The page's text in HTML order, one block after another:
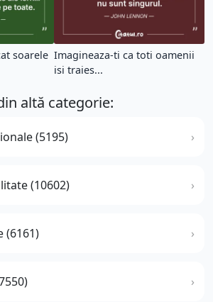
soarele Imagineaza-ti ca toti oamenii
isi traies...
altă categorie:
(5195)
(10602)
(6161)